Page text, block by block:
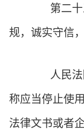
第二十
规，诚实守信
人民法
称应当停止使
法律文书或者